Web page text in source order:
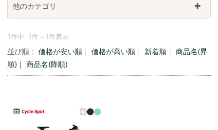
1件中 1件～1件表示
並び順： 価格が安い順 ｜ 価格が高い順 ｜ 新着順 ｜ 商品名(昇
順) ｜ 商品名(降順)
他のカテゴリ